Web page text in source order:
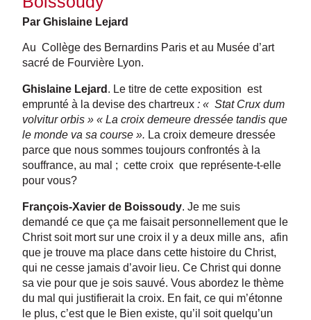
Par Ghislaine Lejard
Au Collège des Bernardins Paris et au Musée d’art
sacré de Fourvière Lyon.
Ghislaine Lejard . Le titre de cette exposition est
emprunté à la devise des chartreux : « Stat Crux dum
volvitur orbis » « La croix demeure dressée tandis que
le monde va sa course ». La croix demeure dressée
parce que nous sommes toujours confrontés à la
souffrance, au mal ; cette croix que représente-t-elle
pour vous?
François-Xavier de Boissoudy. Je me suis
demandé ce que ça me faisait personnellement que le
Christ soit mort sur une croix il y a deux mille ans, afin
que je trouve ma place dans cette histoire du Christ,
qui ne cesse jamais d’avoir lieu. Ce Christ qui donne
sa vie pour que je sois sauvé. Vous abordez le thème
du mal qui justifierait la croix. En fait, ce qui m’étonne
le plus, c’est que le Bien existe, qu’il soit quelqu’un